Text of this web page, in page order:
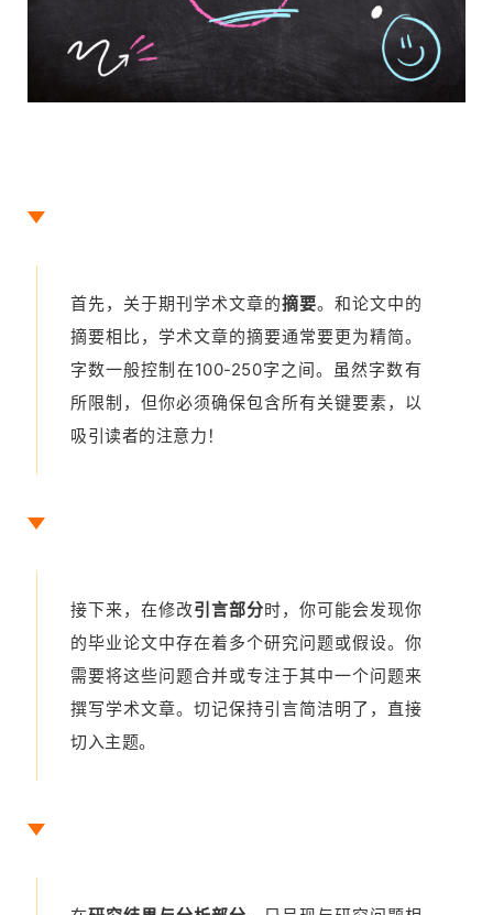
首先，关于期刊学术文章的摘要。和论文中的
摘要相比，学术文章的摘要通常要更为精简。
字数一般控制在100-250字之间。虽然字数有
所限制，但你必须确保包含所有关键要素，以
吸引读者的注意力！
接下来，在修改引言部分时，你可能会发现你
的毕业论文中存在着多个研究问题或假设。你
需要将这些问题合并或专注于其中一个问题来
撰写学术文章。切记保持引言简洁明了，直接
切入主题。